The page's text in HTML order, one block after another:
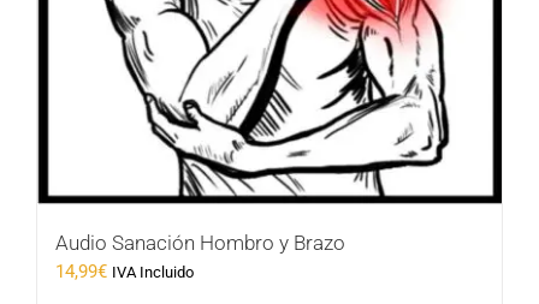
Audio Sanación Hombro y Brazo
14,99€ IVA Incluido